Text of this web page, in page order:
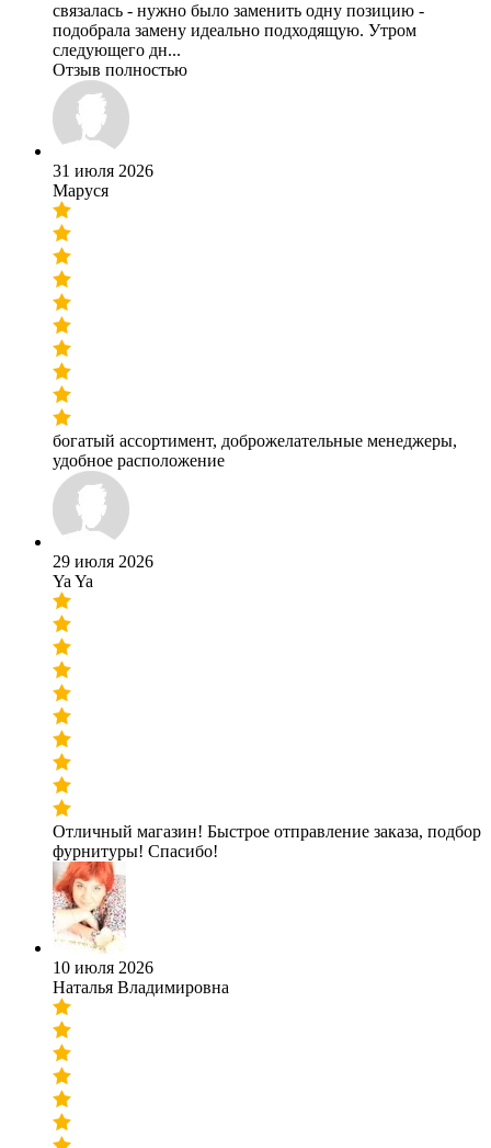
связалась - нужно было заменить одну позицию -
подобрала замену идеально подходящую. Утром
следующего дн...
Отзыв полностью
31 июля 2026
Маруся
богатый ассортимент, доброжелательные менеджеры,
удобное расположение
29 июля 2026
Ya Ya
Отличный магазин! Быстрое отправление заказа, подбор
фурнитуры! Спасибо!
10 июля 2026
Наталья Владимировна